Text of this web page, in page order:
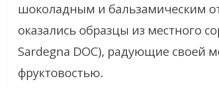
шоколадным и бальзамическим
оказались образцы из местного
Sardegna DOC), радующие своей
фруктовостью.